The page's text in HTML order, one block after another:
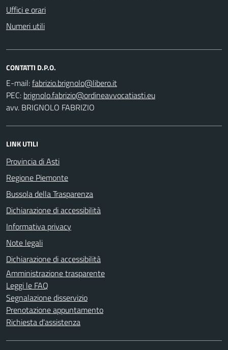
Uffici e orari
Numeri utili
CONTATTI D.P.O.
E-mail:
PEC:
avv. BRIGNOLO FABRIZIO
LINK UTILI
Provincia di Asti
Regione Piemonte
Bussola della Trasparenza
Dichiarazione di accessibilità
Informativa privacy
Note legali
Dichiarazione di accessibilità
Amministrazione trasparente
Leggi le FAQ
Segnalazione disservizio
Prenotazione appuntamento
Richiesta d'assistenza